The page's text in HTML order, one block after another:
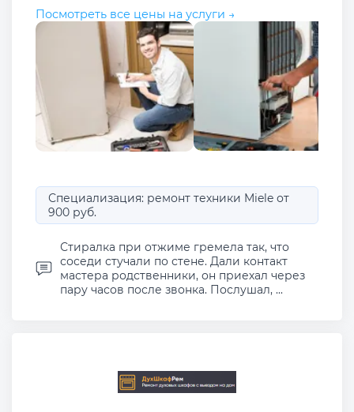
Посмотреть все цены на услуги →
Специализация: ремонт техники Miele от
900 руб.
Стиралка при отжиме гремела так, что
соседи стучали по стене. Дали контакт
мастера родственники, он приехал через
пару часов после звонка. Послушал, ...